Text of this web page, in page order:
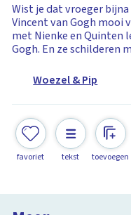
Wist je dat vroeger
Vincent van Gogh mooi
met Nienke en Quinten
Gogh. En ze schilderen
Woezel & Pip
favoriet tekst toevoegen